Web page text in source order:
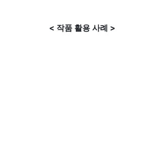
< 작품 활용 사례 >